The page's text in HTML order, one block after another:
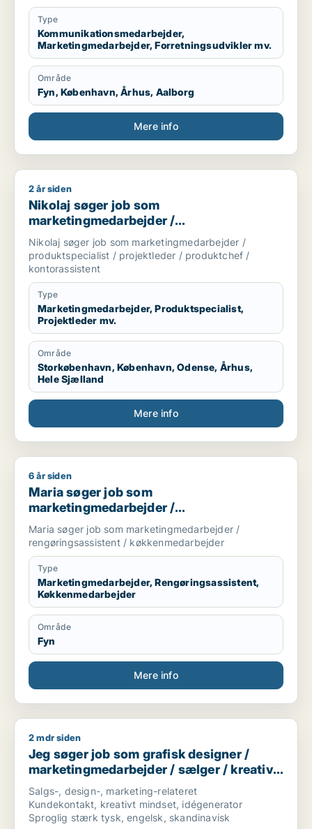
Type
Kommunikationsmedarbejder,
Marketingmedarbejder, Forretningsudvikler mv.
Område
Fyn, København, Århus, Aalborg
Mere info
Nikolaj søger job som marketingmedarbejder /
2 år siden
Nikolaj søger job som
marketingmedarbejder /
produktspecialist / projektleder /
produktchef / kontorassistent
Nikolaj søger job som marketingmedarbejder /
produktspecialist / projektleder / produktchef /
kontorassistent
Type
Marketingmedarbejder, Produktspecialist,
Projektleder mv.
Område
Storkøbenhavn, København, Odense, Århus,
Hele Sjælland
Mere info
Maria søger job som marketingmedarbejder /
6 år siden
Maria søger job som
marketingmedarbejder /
rengøringsassistent /
køkkenmedarbejder
Maria søger job som marketingmedarbejder /
rengøringsassistent / køkkenmedarbejder
Type
Marketingmedarbejder, Rengøringsassistent,
Køkkenmedarbejder
Område
Fyn
Mere info
Jeg søger job som grafisk designer /
2 mdr siden
Jeg søger job som grafisk designer /
marketingmedarbejder / sælger / kreativ
medarbejder / produktspecialist
Salgs-, design-, marketing-relateret
Kundekontakt, kreativt mindset, idégenerator
Sproglig stærk tysk, engelsk, skandinavisk